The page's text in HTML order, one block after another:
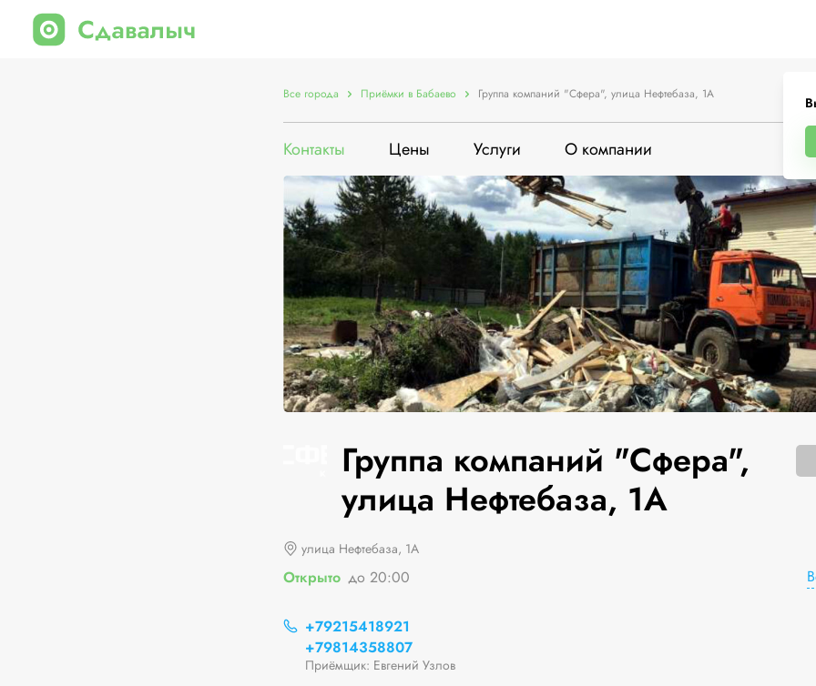
Все города Приёмки в Бабаево Группа компаний "Сфера", улица Нефтебаза, 1А
Контакты Цены Услуги О компании
Группа компаний "Сфера",
улица Нефтебаза, 1А
улица Нефтебаза, 1А
Открыто до 20:00
+79215418921
+79814358807
Приёмщик: Евгений Узлов